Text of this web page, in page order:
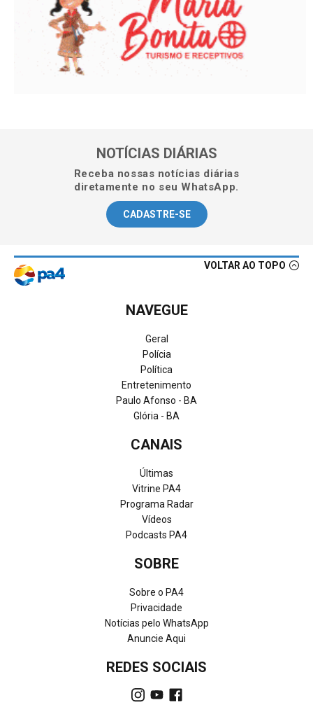
NOTÍCIAS DIÁRIAS
Receba nossas notícias diárias
diretamente no seu WhatsApp.
CADASTRE-SE
VOLTAR AO TOPO
NAVEGUE
Geral
Polícia
Política
Entretenimento
Paulo Afonso - BA
Glória - BA
CANAIS
Últimas
Vitrine PA4
Programa Radar
Vídeos
Podcasts PA4
SOBRE
Sobre o PA4
Privacidade
Notícias pelo WhatsApp
Anuncie Aqui
REDES SOCIAIS